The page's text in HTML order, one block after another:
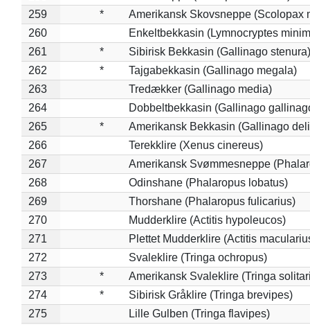
259
*
Amerikansk Skovsneppe (Scolopax
260
Enkeltbekkasin (Lymnocryptes
261
*
Sibirisk Bekkasin (Gallinago stenura)
262
*
Tajgabekkasin (Gallinago megala)
263
Tredækker (Gallinago media)
264
Dobbeltbekkasin (Gallinago
265
*
Amerikansk Bekkasin (Gallinago
266
Terekklire (Xenus cinereus)
267
Amerikansk Svømmesneppe
268
Odinshane (Phalaropus lobatus)
269
Thorshane (Phalaropus fulicarius)
270
Mudderklire (Actitis hypoleucos)
271
Plettet Mudderklire (Actitis
272
Svaleklire (Tringa ochropus)
273
*
Amerikansk Svaleklire (Tringa
274
*
Sibirisk Gråklire (Tringa brevipes)
275
Lille Gulben (Tringa flavipes)